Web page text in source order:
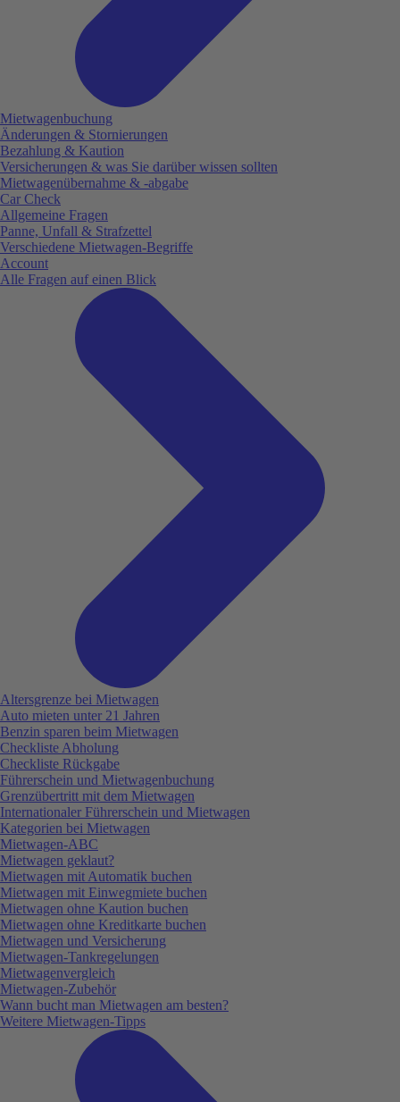
Mietwagenbuchung
Änderungen & Stornierungen
Bezahlung & Kaution
Versicherungen & was Sie darüber wissen sollten
Mietwagenübernahme & -abgabe
Car Check
Allgemeine Fragen
Panne, Unfall & Strafzettel
Verschiedene Mietwagen-Begriffe
Account
Alle Fragen auf einen Blick
Altersgrenze bei Mietwagen
Auto mieten unter 21 Jahren
Benzin sparen beim Mietwagen
Checkliste Abholung
Checkliste Rückgabe
Führerschein und Mietwagenbuchung
Grenzübertritt mit dem Mietwagen
Internationaler Führerschein und Mietwagen
Kategorien bei Mietwagen
Mietwagen-ABC
Mietwagen geklaut?
Mietwagen mit Automatik buchen
Mietwagen mit Einwegmiete buchen
Mietwagen ohne Kaution buchen
Mietwagen ohne Kreditkarte buchen
Mietwagen und Versicherung
Mietwagen-Tankregelungen
Mietwagenvergleich
Mietwagen-Zubehör
Wann bucht man Mietwagen am besten?
Weitere Mietwagen-Tipps